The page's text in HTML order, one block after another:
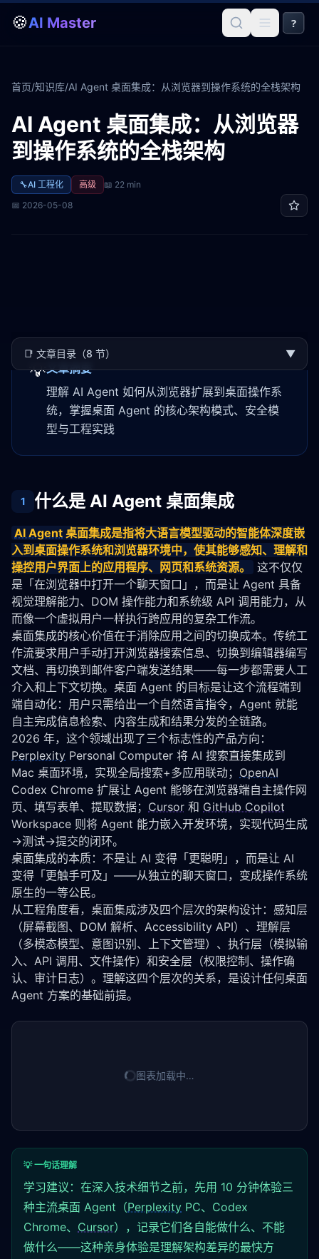
🍪AI Master ?
首页/知识库/AI Agent 桌面集成：从浏览器到操作系统的全栈架构
AI Agent 桌面集成：从浏览器
到操作系统的全栈架构
🔧AI 工程化 高级 📖 22 min
📅 2026-05-08
📑 文章目录（8 节） ▼
💡文章摘要
理解 AI Agent 如何从浏览器扩展到桌面操作系
统，掌握桌面 Agent 的核心架构模式、安全模
型与工程实践
1 什么是 AI Agent 桌面集成
AI Agent 桌面集成是指将大语言模型驱动的智能体深度嵌
入到桌面操作系统和浏览器环境中，使其能够感知、理解和
操控用户界面上的应用程序、网页和系统资源。
这不仅仅
是「在浏览器中打开一个聊天窗口」，而是让 Agent 具备
视觉理解能力、DOM 操作能力和系统级 API 调用能力，从
而像一个虚拟用户一样执行跨应用的复杂工作流。
桌面集成的核心价值在于消除应用之间的切换成本。传统工
作流要求用户手动打开浏览器搜索信息、切换到编辑器编写
文档、再切换到邮件客户端发送结果——每一步都需要人工
介入和上下文切换。桌面 Agent 的目标是让这个流程端到
端自动化：用户只需给出一个自然语言指令，Agent 就能
自主完成信息检索、内容生成和结果分发的全链路。
2026 年，这个领域出现了三个标志性的产品方向：
Perplexity Personal Computer 将 AI 搜索直接集成到
Mac 桌面环境，实现全局搜索+多应用联动； OpenAI
Codex Chrome 扩展让 Agent 能够在浏览器端自主操作网
页、填写表单、提取数据； Cursor 和 GitHub Copilot
Workspace 则将 Agent 能力嵌入开发环境，实现代码生成
→测试→提交的闭环。
桌面集成的本质：不是让 AI 变得「更聪明」，而是让 AI
变得「更触手可及」——从独立的聊天窗口，变成操作系统
原生的一等公民。
从工程角度看，桌面集成涉及四个层次的架构设计：感知层
（屏幕截图、DOM 解析、Accessibility API）、理解层
（多模态模型、意图识别、上下文管理）、执行层（模拟输
入、API 调用、文件操作）和安全层（权限控制、操作确
认、审计日志）。理解这四个层次的关系，是设计任何桌面
Agent 方案的基础前提。
图表加载中…
💡 一句话理解
学习建议：在深入技术细节之前，先用 10 分钟体验三
种主流桌面 Agent（Perplexity PC、Codex
Chrome、 Cursor），记录它们各自能做什么、不能
做什么——这种亲身体验是理解架构差异的最快方